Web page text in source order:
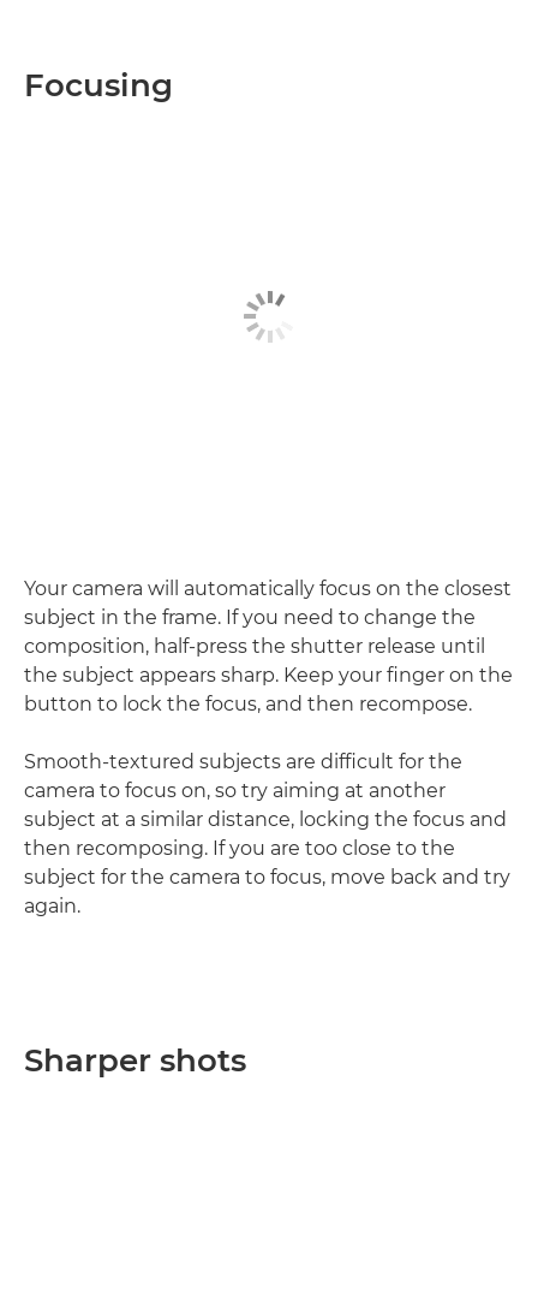
Focusing
Your camera will automatically focus on the closest
subject in the frame. If you need to change the
composition, half-press the shutter release until
the subject appears sharp. Keep your finger on the
button to lock the focus, and then recompose.
Smooth-textured subjects are difficult for the
camera to focus on, so try aiming at another
subject at a similar distance, locking the focus and
then recomposing. If you are too close to the
subject for the camera to focus, move back and try
again.
Sharper shots